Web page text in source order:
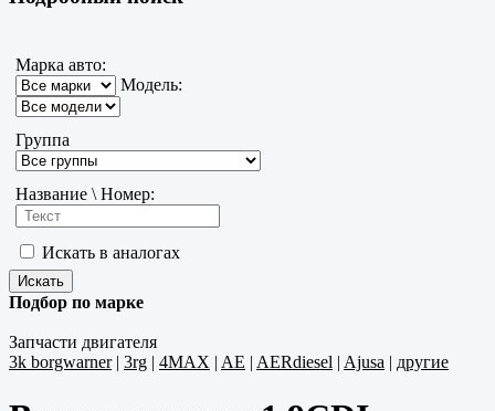
Марка авто:
Модель:
Группа
Название \ Номер:
Искать в аналогах
Подбор по марке
Запчасти двигателя
3k borgwarner| 3rg | 4MAX | AE | AERdiesel | Ajusa | другие